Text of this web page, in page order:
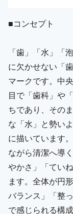
■コンセプト
「歯」「水」「
に欠かせない「
マークです。中
目で「歯科」や
ちであり、その
な「水」と勢い
に描いています
ながら清潔へ導
やかさ」「てい
ます。全体が円
バランス」「整
で感じられる構